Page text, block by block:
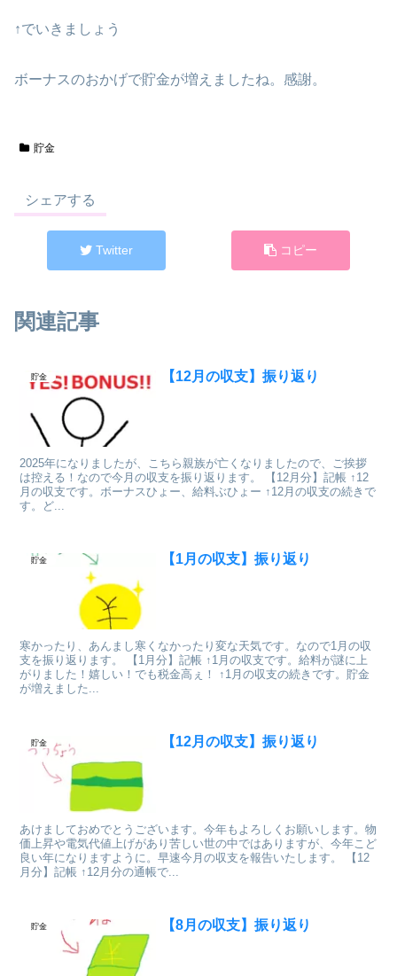
↑でいきましょう
ボーナスのおかげで貯金が増えましたね。感謝。
貯金
シェアする
Twitter コピー
関連記事
貯金 【12月の収支】振り返り
2025年になりましたが、こちら親族が亡くなりましたので、ご挨拶
は控える！なので今月の収支を振り返ります。 【12月分】記帳 ↑12
月の収支です。ボーナスひょー、給料ぶひょー ↑12月の収支の続きで
す。ど...
貯金 【1月の収支】振り返り
寒かったり、あんまし寒くなかったり変な天気です。なので1月の収
支を振り返ります。 【1月分】記帳 ↑1月の収支です。給料が謎に上
がりました！嬉しい！でも税金高ぇ！ ↑1月の収支の続きです。貯金
が増えました...
貯金 【12月の収支】振り返り
あけましておめでとうございます。今年もよろしくお願いします。物
価上昇や電気代値上げがあり苦しい世の中ではありますが、今年こど
良い年になりますように。早速今月の収支を報告いたします。 【12
月分】記帳 ↑12月分の通帳で...
貯金 【8月の収支】振り返り